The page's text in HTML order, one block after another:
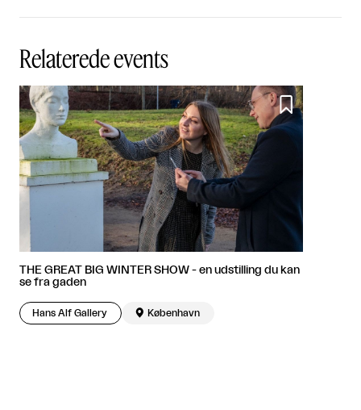
Relaterede events

THE GREAT BIG WINTER SHOW - en udstilling du kan
se fra gaden
Hans Alf Gallery  København